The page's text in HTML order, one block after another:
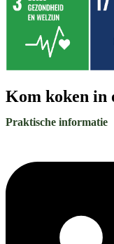
Kom koken in
Praktische informatie